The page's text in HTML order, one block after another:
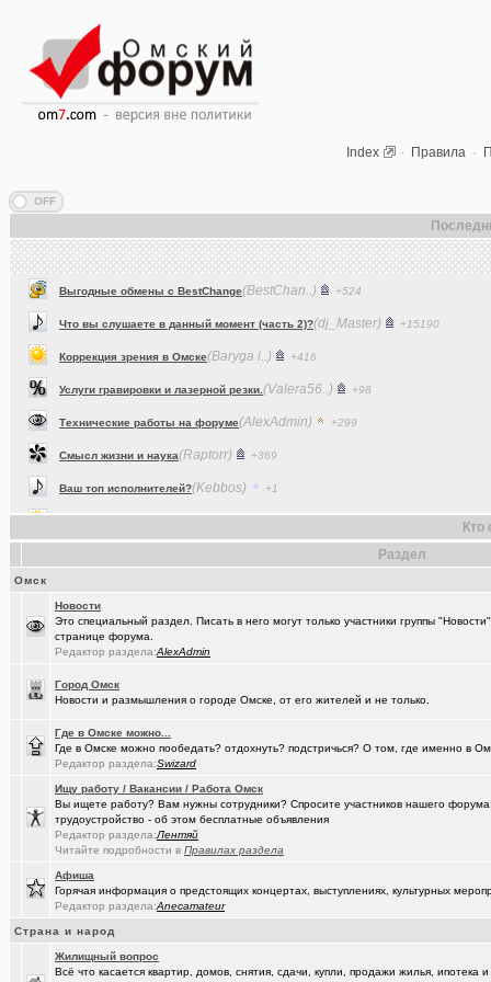
Index · Правила ·
(Baryga i..)
(Valera56..)
(AlexAdmin)
(Raptorr)
(Kebbos)
НЕ рекомендую из посл, просмотренного мной(kakashtla) +1230
_Автообъявления. Покупка / продажа авто.
Перешеек у ручья(tramov) +201
СШ-5 (um5939)
Здоровье - это решение личных проблем
Сериалы - лучшие по вашему мнению?
Осведомлённый источник сообщает... (Молодец.)
(Люля)
А помните в Омске...(Silverto..) +2741
Ищу работу инженера конструктора/радиотехника (удаленно))
Раздел
Омск
Новости
Это специальный раздел. Писать в него могут только участники группы
странице форума.
Редактор раздела:AlexAdmin
Город Омск
Новости и размышления о городе Омске, от его жителей и не только.
Где в Омске можно...
Где в Омске можно пообедать? отдохнуть? подстричься? О том, где именно в
Редактор раздела:Swizard
Ищу работу / Вакансии / Работа Омск
Вы ищете работу? Вам нужны сотрудники? Спросите участников нашего
трудоустройство - об этом бесплатные объявления
Редактор раздела:Лентяй
Читайте подробности в Правилах раздела
Афиша
Горячая информация о предстоящих концертах, выступлениях, культурных
Редактор раздела:Anecamateur
Страна и народ
Жилищный вопрос
Всё что касается квартир, домов, снятия, сдачи, купли, продажи жилья,